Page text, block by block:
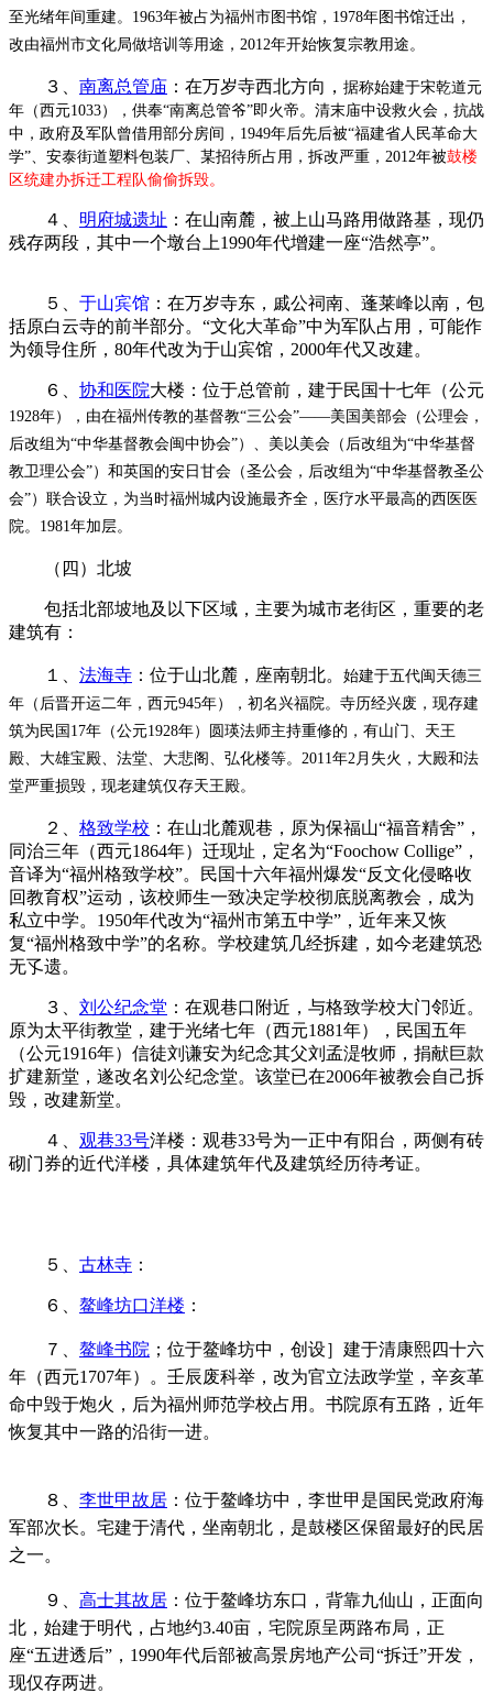
至光绪年间重建。1963年被占为福州市图书馆， 1978年图书馆迁出，
改由福州市文化局做培训等用途，2012年开始恢复宗教用途。
３、 南离总管庙 ：在万岁寺西北方向， 据称始建于宋乾道元
年（西元1033），供奉“南离总管爷”即火帝。 清末庙中设救火会，抗战
中，政府及军队曾借用部分房间，1949年后先后被“福建省人民革命大
学”、 安泰街道塑料包装厂、某招待所占用，拆改严重，2012年被鼓楼
区统建办拆迁工程队偷偷拆毁。
４、 明府城遗址 ：在山南麓，被上山马路用做路基，现仍
残存两段，其中一个墩台上1990年代增建一座“浩然亭”。
５、 于山宾馆 ：在万岁寺东，戚公祠南、蓬莱峰以南，包
括原白云寺的前半部分。“文化大革命”中为军队占用，可能作
为领导住所，80年代改为于山宾馆，2000年代又改建。
６、 协和医院大楼：位于总管前，建于民国十七年（公元
1928年），由在福州传教的基督教“三公会”——美国美部会（公理会，
后改组为“中华基督教会闽中协会”）、美以美会（后改组为“中华基督
教卫理公会”）和英国的安日甘会（圣公会，后改组为“中华基督教圣公
会”）联合设立，为当时福州城内设施最齐全，医疗水平最高的西医医
院。1981年加层。
（四）北坡
包括北部坡地及以下区域，主要为城市老街区，重要的老
建筑有：
１、 法海寺 ：位于山北麓，座南朝北。 始建于五代闽天德三
年（后晋开运二年，西元945年），初名兴福院。寺历经兴废，现存建
筑为 民国17年（公元1928年）圆瑛法师主持重修的，有山门、天王
殿、大雄宝殿、法堂、 大悲阁、弘化楼等。 2011年2月失火，大殿和法
堂严重损毁，现老建筑仅存天王殿。
２、 格致学校 ：在山北麓观巷，原为保福山“福音精舍”，
同治三年（西元1864年）迁现址，定名为“Foochow Collige”，
音译为“福州格致学校”。民国十六年福州爆发“反文化侵略收
回教育权”运动，该校师生一致决定学校彻底脱离教会，成为
私立中学。1950年代改为“福州市第五中学”，近年来又恢
复“福州格致中学”的名称。学校建筑几经拆建，如今老建筑恐
无孓遗。
３、 刘公纪念堂 ：在观巷口附近，与格致学校大门邻近。
原为太平街教堂 ，建于光绪七年（西元1881年），民国五年
（公元1916年） 信徒刘谦安为纪念其父刘孟湜牧师，捐献巨款
扩建新堂，遂改名刘公纪念堂。该堂已在2006年被教会自己拆
毁，改建新堂。
４、 观巷33号洋楼：观巷33号为一正中有阳台，两侧有砖
砌门券的近代洋楼，具体建筑年代及建筑经历待考证。
５、 古林寺 ：
６、 鳌峰坊口洋楼 ：
７、 鳌峰书院 ； 位于鳌峰坊中， 创设］建于清康熙四十六
年（西元1707年）
。壬辰废科举，改为官立法政学堂，辛亥革
命中毁于炮火，后为福州师范学校占用。书院原有五路，近年
恢复其中一路的沿街一进。
８、 李世甲故居 ： 位于鳌峰坊中， 李世甲是国民党政府海
军部次长。宅建于清代，坐南朝北， 是鼓楼区保留最好的民居
之一。
９、 高士其故居 ： 位于鳌峰坊东口， 背靠九仙山，正面向
北，始建于明代，占地约3.40亩，宅院原呈两路布局，正
座“五进透后” ，1990年代后部被高景房地产公司“拆迁”开发，
现仅存两进。